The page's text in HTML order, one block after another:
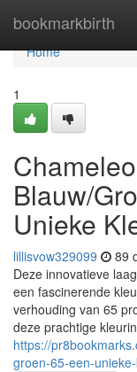
bookmarkbirth
Home
Home
1
Blauw/
Unieke
lillisvow329099 89
Deze innovatieve
een fascinerende
verhouding van 65
deze prachtige
https://
groen-65-een-